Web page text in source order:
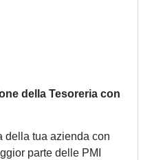
della Tesoreria con
della tua azienda con
parte delle PMI